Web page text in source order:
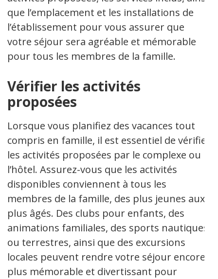
que l’emplacement et les installations de
l’établissement pour vous assurer que
votre séjour sera agréable et mémorable
pour tous les membres de la famille.
Vérifier les activités
proposées
Lorsque vous planifiez des vacances tout
compris en famille, il est essentiel de vérifier
les activités proposées par le complexe ou
l’hôtel. Assurez-vous que les activités
disponibles conviennent à tous les
membres de la famille, des plus jeunes aux
plus âgés. Des clubs pour enfants, des
animations familiales, des sports nautiques
ou terrestres, ainsi que des excursions
locales peuvent rendre votre séjour encore
plus mémorable et divertissant pour